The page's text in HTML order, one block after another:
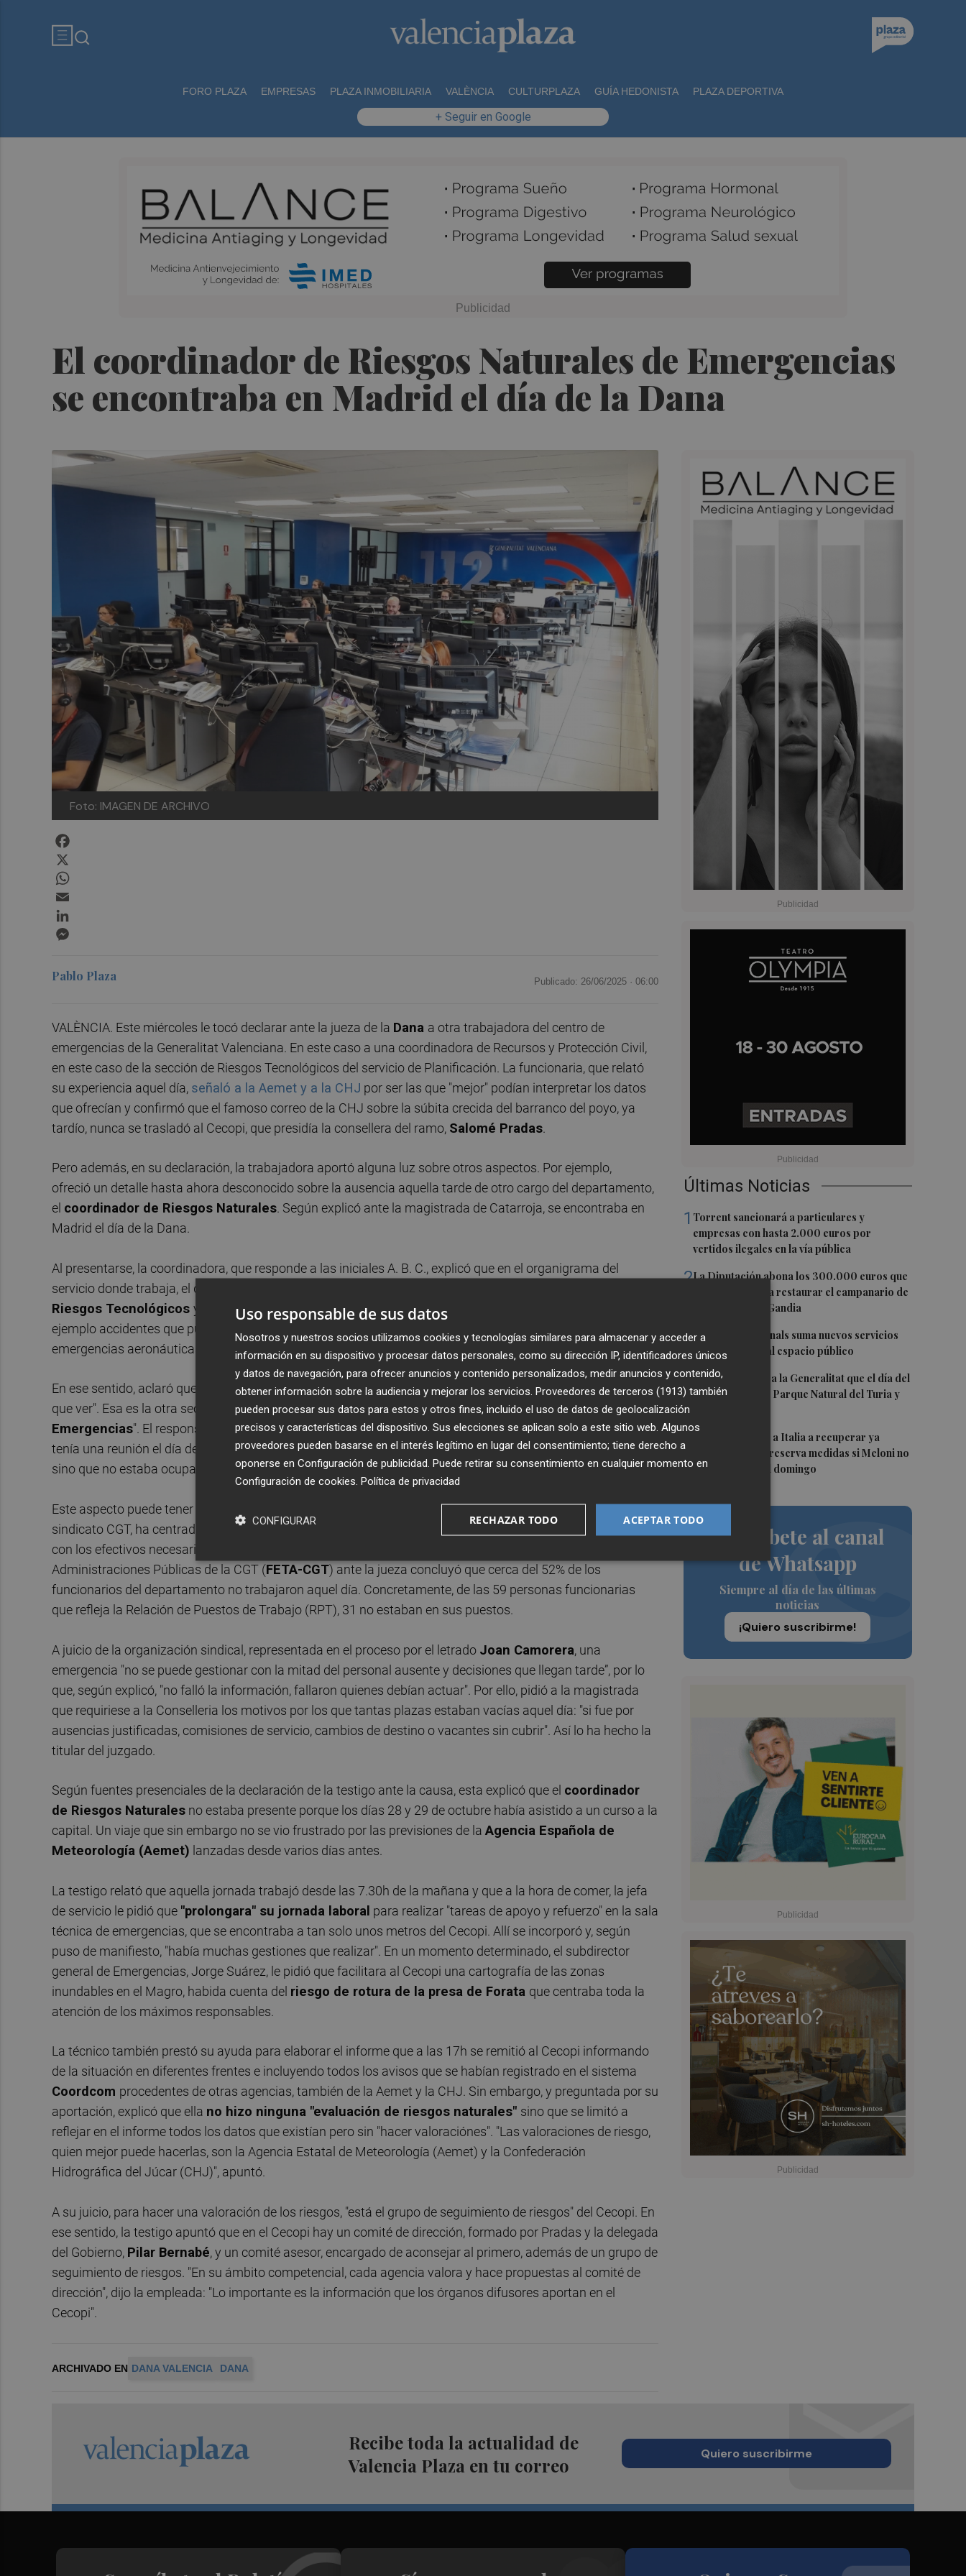
FORO PLAZA EMPRESAS PLAZA INMOBILIARIA VALÈNCIA CULTURPLAZA GUÍA HEDONISTA PLAZA DEPORTIVA
+ Seguir en Google
El coordinador de Riesgos Naturales de Emergencias
se encontraba en Madrid el día de la Dana
Foto: IMAGEN DE ARCHIVO
Últimas Noticias
1 Torrent sancionará a particulares y
empresas con hasta 2.000 euros por
vertidos ilegales en la vía pública
2La Diputación abona los 300.000 euros que
han servido para restaurar el campanario de
la Colegiata de Gandia
3La Pobla de Farnals suma nuevos servicios
de proximidad al espacio público
4Paterna solicita a la Generalitat que el día del
eclipse cierre el Parque Natural del Turia y
5
España emplaza a Italia a recuperar ya
'Schengen' y se reserva medidas si Meloni no
acepta antes del domingo
Suscríbete al canal
de Whatsapp
Siempre al día de las últimas
noticias
¡Quiero suscribirme!
Pablo Plaza Publicado: 26/06/2025 · 06:00
VALÈNCIA. Este miércoles le tocó declarar ante la jueza de la Dana a otra trabajadora del centro de
emergencias de la Generalitat Valenciana. En este caso a una coordinadora de Recursos y Protección Civil,
en este caso de la sección de Riesgos Tecnológicos del servicio de Planificación. La funcionaria, que relató
su experiencia aquel día, señaló a la Aemet y a la CHJ por ser las que "mejor" podían interpretar los datos
que ofrecían y confirmó que el famoso correo de la CHJ sobre la súbita crecida del barranco del poyo, ya
tardío, nunca se trasladó al Cecopi, que presidía la consellera del ramo, Salomé Pradas.
Pero además, en su declaración, la trabajadora aportó alguna luz sobre otros aspectos. Por ejemplo,
ofreció un detalle hasta ahora desconocido sobre la ausencia aquella tarde de otro cargo del departamento,
el coordinador de Riesgos Naturales. Según explicó ante la magistrada de Catarroja, se encontraba en
Madrid el día de la Dana.
Al presentarse, la coordinadora, que responde a las iniciales A. B. C., explicó que en el organigrama del
servicio donde trabaja, el de Planificación, se
Riesgos Tecnológicos y es donde ella se enmarca: "Son funciones de riesgos de carácter tecnológico, por
ejemplo accidentes que pueden ocasionarse en las empresas que están sujetas a accidentes graves,
emergencias aeronáuticas, registros de autoprotección, registro de bomberos", expuso ante la sala.
En ese sentido, aclaró que las suyas "son funciones diferentes a las deRiesgos Naturales, no tiene nada
que ver". Esa es la otra sección del servicio y aquel día, su coordinador "no estaba en el centro de
Emergencias". El responsable, que responde a las siglas L.S., "estaba comisionado en Madrid", donde
tenía una reunión el día de antes, por lo que la trabajadora aclaró que su plaza "no es que estuviese vacante"
sino que no estaba ocupada aquel día.
Este aspecto puede tener cierta relevancia habida cuenta de que una de las acusaciones populares, el
sindicato CGT, ha centrado uno de sus tiros precisamente en si aquel día el centro de emergencias contó
con los efectivos necesarios.
Administraciones Públicas de la CGT (FETA-CGT) ante la jueza concluyó que cerca del 52% de los
funcionarios del departamento no trabajaron aquel día. Concretamente, de las 59 personas funcionarias
que refleja la Relación de Puestos de Trabajo (RPT), 31 no estaban en sus puestos.
A juicio de la organización sindical, representada en el proceso por el letrado Joan Camorera, una
emergencia "no se puede gestionar con la mitad del personal ausente y decisiones que llegan tarde”, por lo
que, según explicó, "no falló la información, fallaron quienes debían actuar". Por ello, pidió a la magistrada
que requiriese a la Conselleria los motivos por los que tantas plazas estaban vacías aquel día: "si fue por
ausencias justificadas, comisiones de servicio, cambios de destino o vacantes sin cubrir". Así lo ha hecho la
titular del juzgado.
Según fuentes presenciales de la declaración de la testigo ante la causa, esta explicó que el coordinador
de Riesgos Naturales no estaba presente porque los días 28 y 29 de octubre había asistido a un curso a la
capital. Un viaje que sin embargo no se vio frustrado por las previsiones de la Agencia Española de
Meteorología (Aemet) lanzadas desde varios días antes.
La testigo relató que aquella jornada trabajó desde las 7.30h de la mañana y que a la hora de comer, la jefa
de servicio le pidió que "prolongara" su jornada laboral para realizar "tareas de apoyo y refuerzo" en la sala
técnica de emergencias, que se encontraba a tan solo unos metros del Cecopi. Allí se incorporó y, según
puso de manifiesto, "había muchas gestiones que realizar". En un momento determinado, el subdirector
general de Emergencias, Jorge Suárez, le pidió que facilitara al Cecopi una cartografía de las zonas
inundables en el Magro, habida cuenta del riesgo de rotura de la presa de Forata que centraba toda la
atención de los máximos responsables.
La técnico también prestó su ayuda para elaborar el informe que a las 17h se remitió al Cecopi informando
de la situación en diferentes frentes e incluyendo todos los avisos que se habían registrado en el sistema
Coordcom procedentes de otras agencias, también de la Aemet y la CHJ. Sin embargo, y preguntada por su
aportación, explicó que ella no hizo ninguna "evaluación de riesgos naturales" sino que se limitó a
reflejar en el informe todos los datos que existían pero sin "hacer valoraciónes". "Las valoraciones de riesgo,
quien mejor puede hacerlas, son la Agencia Estatal de Meteorología (Aemet) y la Confederación
Hidrográfica del Júcar (CHJ)", apuntó.
A su juicio, para hacer una valoración de los riesgos, "está el grupo de seguimiento de riesgos" del Cecopi. En
ese sentido, la testigo apuntó que en el Cecopi hay un comité de dirección, formado por Pradas y la delegada
del Gobierno, Pilar Bernabé, y un comité asesor, encargado de aconsejar al primero, además de un grupo de
seguimiento de riesgos. "En su ámbito competencial, cada agencia valora y hace propuestas al comité de
dirección", dijo la empleada: "Lo importante es la información que los órganos difusores aportan en el
Cecopi".
ARCHIVADO EN DANA VALENCIA DANA
Recibe toda la actualidad de
Valencia Plaza en tu correo
Quiero suscribirme
Uso responsable de sus datos
Nosotros y nuestros socios utilizamos cookies y tecnologías similares para almacenar y acceder a
información en su dispositivo y procesar datos personales, como su dirección IP, identificadores únicos
y datos de navegación, para ofrecer anuncios y contenido personalizados, medir anuncios y contenido,
obtener información sobre la audiencia y mejorar los servicios. Proveedores de terceros (1913) también
pueden procesar sus datos para estos y otros fines, incluido el uso de datos de geolocalización
precisos y características del dispositivo. Sus elecciones se aplican solo a este sitio web. Algunos
proveedores pueden basarse en el interés legítimo en lugar del consentimiento; tiene derecho a
oponerse en Configuración de publicidad . Puede retirar su consentimiento en cualquier momento en
Configuración de cookies Política de privacidad
ACEPTAR TODO
RECHAZAR TODO
CONFIGURAR